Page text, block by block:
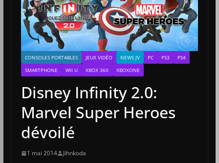
CONSOLES PORTABLES JEUX VIDÉO NEWS JV PC PS3
PS4
SMARTPHONE
WII U XBOX 360 XBOXONE
Disney Infinity 2.0:
Marvel Super Heroes
dévoilé
1 mai 2014 Jihnkoda